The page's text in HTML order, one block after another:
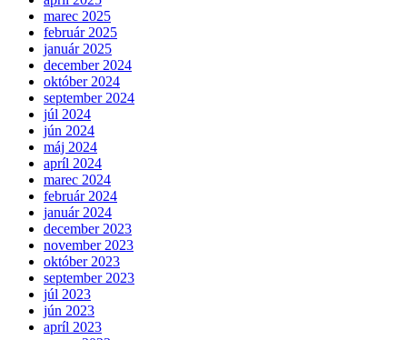
marec 2025
február 2025
január 2025
december 2024
október 2024
september 2024
júl 2024
jún 2024
máj 2024
apríl 2024
marec 2024
február 2024
január 2024
december 2023
november 2023
október 2023
september 2023
júl 2023
jún 2023
apríl 2023